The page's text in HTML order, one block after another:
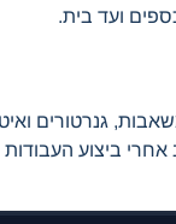
ועד בית.
גנרטורים
ביצוע העבודות